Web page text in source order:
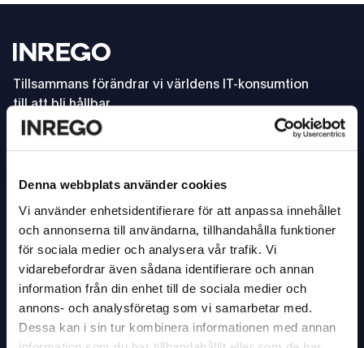
Denna webbplats använder cookies
Vi använder enhetsidentifierare för att anpassa innehållet
och annonserna till användarna, tillhandahålla funktioner
för sociala medier och analysera vår trafik. Vi
vidarebefordrar även sådana identifierare och annan
information från din enhet till de sociala medier och
annons- och analysföretag som vi samarbetar med.
Dessa kan i sin tur kombinera informationen med annan
Inrego
Tillsammans förändrar vi världens IT-konsumtion
till att bli hållbar.
info@inrego.se
Trendspaning: Cirkulär IT - Vårt cirkulära nyhetsbrev
Trendspaning: Cirkulär IT - Vårt cirkulära
VÅRA TJÄNSTER
Köp rekonditionerad IT
Sälj er använda IT